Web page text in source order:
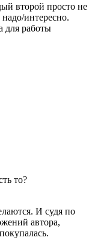
второй просто не
надо/интересно.
для работы
то?
И судя по
автора,